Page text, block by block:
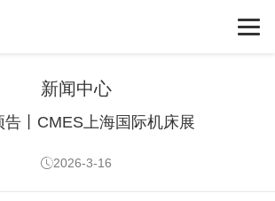
新闻中心
告丨CMES上海国际机床展
2026-3-16